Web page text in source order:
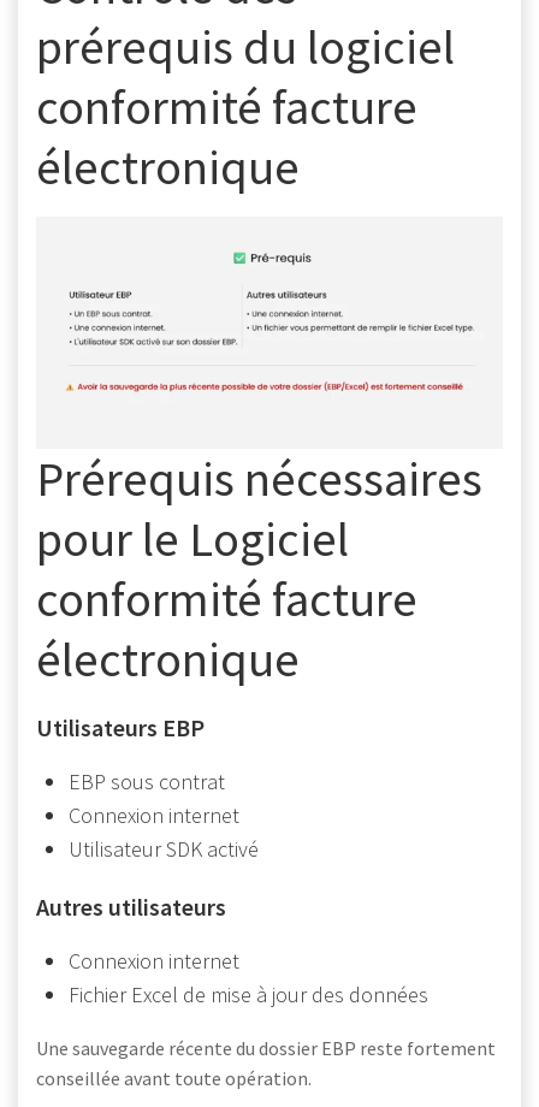
prérequis du logiciel
conformité facture
électronique
Prérequis nécessaires
pour le Logiciel
conformité facture
électronique
Utilisateurs EBP
EBP sous contrat
Connexion internet
Utilisateur SDK activé
Autres utilisateurs
Connexion internet
Fichier Excel de mise à jour des données
Une sauvegarde récente du dossier EBP reste fortement
conseillée avant toute opération.